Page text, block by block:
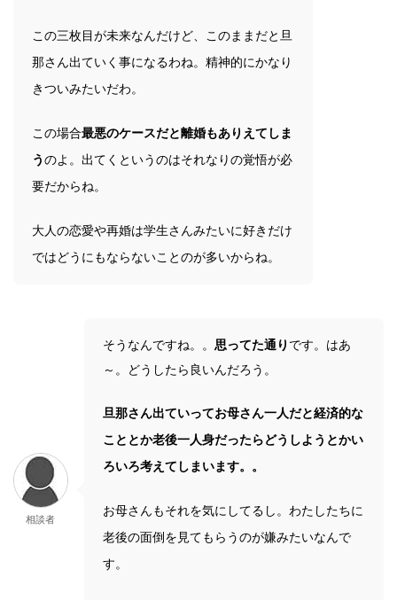
この三枚目が未来なんだけど、このままだと旦
那さん出ていく事になるわね。精神的にかなり
きついみたいだわ。
この場合最悪のケースだと離婚もありえてしま
うのよ。出てくというのはそれなりの覚悟が必
要だからね。
大人の恋愛や再婚は学生さんみたいに好きだけ
ではどうにもならないことのが多いからね。
相談者
そうなんですね。。 思ってた通り です。はあ
～。どうしたら良いんだろう。
旦那さん出ていってお母さん一人だと経済的な
こととか老後一人身だったらどうしようとかい
ろいろ考えてしまいます。。
お母さんもそれを気にしてるし。わたしたちに
老後の面倒を見てもらうのが嫌みたいなんで
す。